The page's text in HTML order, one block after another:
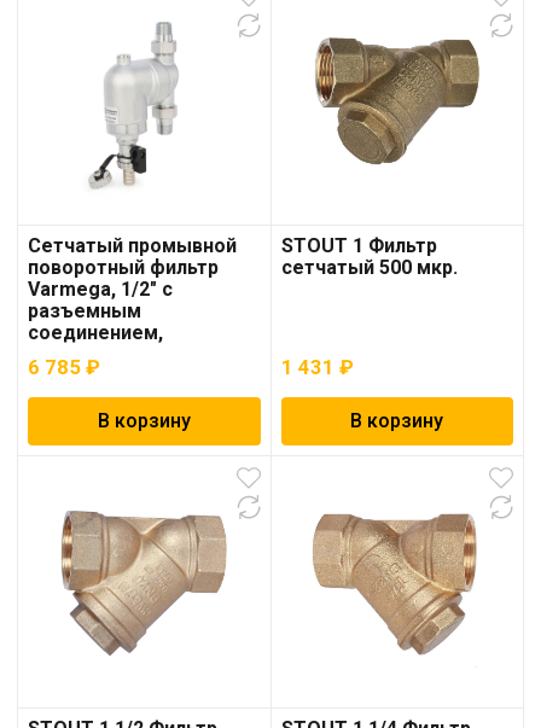
Cетчатый промывной
поворотный фильтр
Varmega, 1/2″ с
разъемным
соединением,
хромированный
(VM21811)
6 785 ₽
В корзину
STOUT 1 Фильтр
сетчатый 500 мкр.
1 431 ₽
В корзину